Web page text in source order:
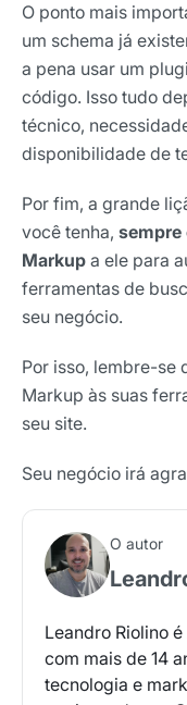
O ponto mais
um schema já
a pena usar um
código. Isso tudo
técnico,
disponibilidade de
Por fim, a grande
você tenha, sempre
Markup a ele para
ferramentas de
seu negócio.
Por isso, lembre-se
Markup às suas
seu site.
Seu negócio irá
O autor
Leandro Riolino
com mais de 14
tecnologia e